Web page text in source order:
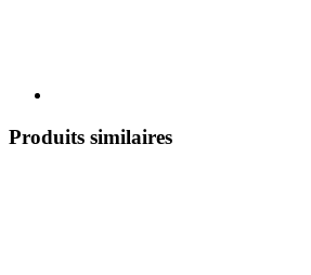
Produits similaires